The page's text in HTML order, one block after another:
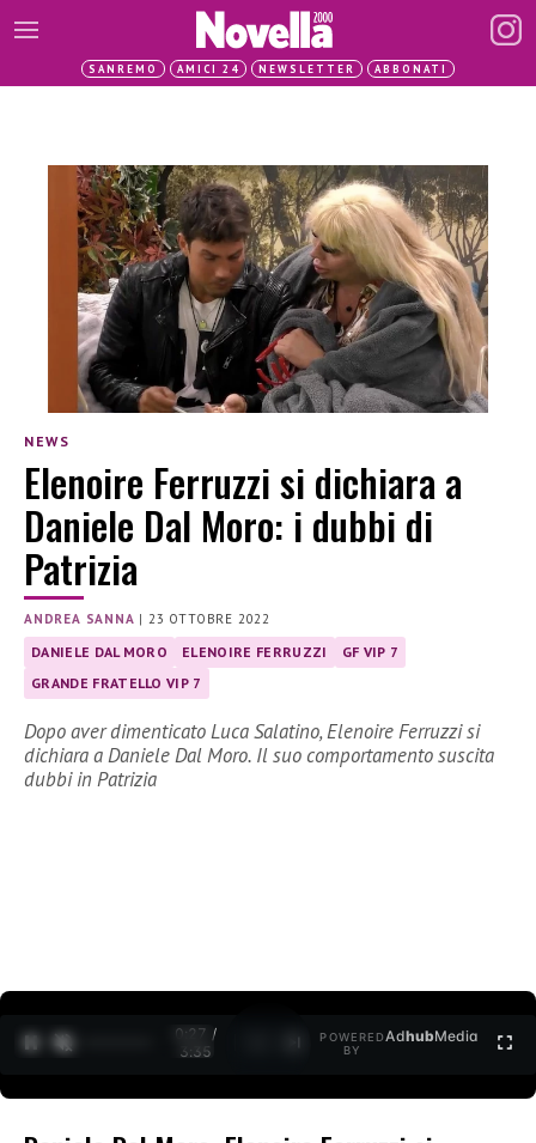
SANREMO AMICI 24 NEWSLETTER ABBONATI
NEWS
Elenoire Ferruzzi si dichiara a
Daniele Dal Moro: i dubbi di
Patrizia
ANDREA SANNA |23 OTTOBRE 2022
DANIELE DAL MORO ELENOIRE FERRUZZI
GF VIP 7
GRANDE FRATELLO VIP 7
Dopo aver dimenticato Luca Salatino, Elenoire Ferruzzi si
dichiara a Daniele Dal Moro. Il suo comportamento suscita
dubbi in Patrizia
0:27 /
3:35
POWERED
BY
AdhubMedia